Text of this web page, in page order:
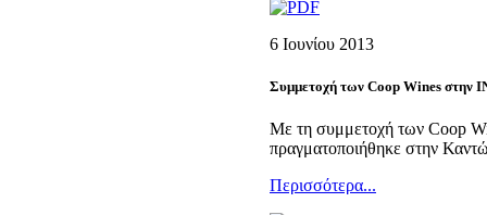
6 Ιουνίου 2013
Συμμετοχή των Coop Wines στην
Με τη συμμετοχή των Coop
πραγματοποιήθηκε στην
Περισσότερα...